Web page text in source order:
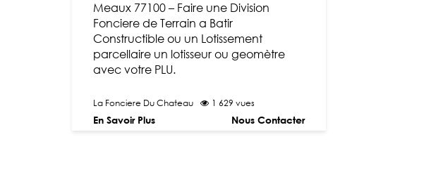
Meaux 77100 – Faire une Division
Fonciere de Terrain a Batir
Constructible ou un Lotissement
parcellaire un lotisseur ou geomètre
avec votre PLU.
La Fonciere Du Chateau 1 629 vues
En Savoir Plus Nous Contacter